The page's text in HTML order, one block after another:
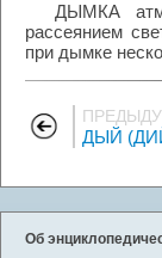
ДЫМКА
рассеянием
при дымке
ДЫЙ
Об